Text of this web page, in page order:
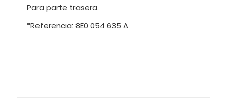
Para parte trasera.
*Referencia: 8E0 054 635 A